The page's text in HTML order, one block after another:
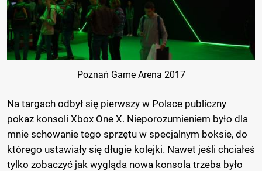
Poznań Game Arena 2017
Na targach odbył się pierwszy w Polsce publiczny
pokaz konsoli Xbox One X. Nieporozumieniem było dla
mnie schowanie tego sprzętu w specjalnym boksie, do
którego ustawiały się długie kolejki. Nawet jeśli chciałeś
tylko zobaczyć jak wygląda nowa konsola trzeba było